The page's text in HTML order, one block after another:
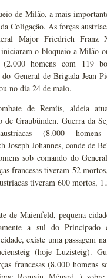
de Milão, a mais
Coligação. As forças
Major Friedrich Franz
o bloqueio a Milão
(2.000 homens com 119
General de Brigada Jean-
no dia 24 de maio.
de Remüs, aldeia
de Graubünden. Guerra da
(8.000 homens
Joseph Johannes, conde de
sob comando do
francesas tiveram 52
tiveram 600 mortos,
de Maienfeld, pequena
a sul do Principado
existe uma passagem
(hoje Luzisteig).
francesas (8.000 homens